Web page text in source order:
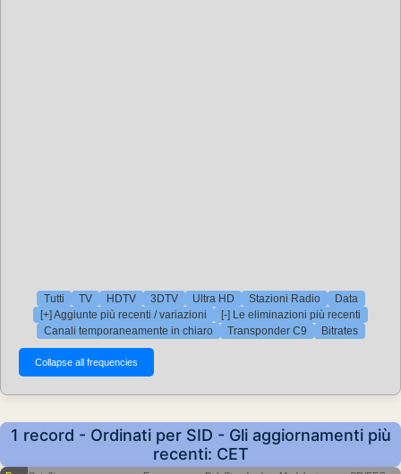
Tutti TV HDTV 3DTV Ultra HD Stazioni Radio
Data
[+] Aggiunte più recenti / variazioni
[-] Le eliminazioni più recenti
Canali temporaneamente in chiaro
Transponder C9 Bitrates
1 record - Ordinati per SID - Gli aggiornamenti più
recenti: CET